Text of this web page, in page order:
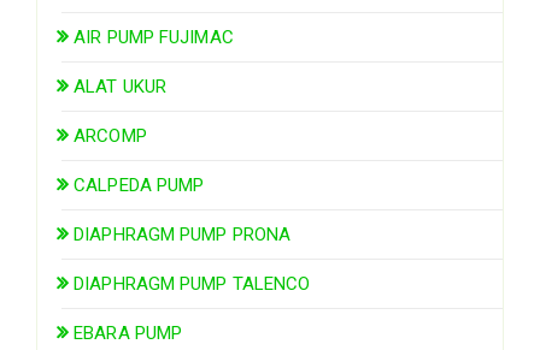
AIR PUMP FUJIMAC
ALAT UKUR
ARCOMP
CALPEDA PUMP
DIAPHRAGM PUMP PRONA
DIAPHRAGM PUMP TALENCO
EBARA PUMP